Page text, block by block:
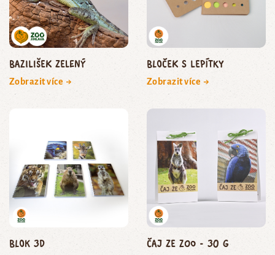
bazilišek zelený
Zobrazit více →
Bloček s lepítky
Zobrazit více →
Blok 3D Čaj ze zoo - 30 g